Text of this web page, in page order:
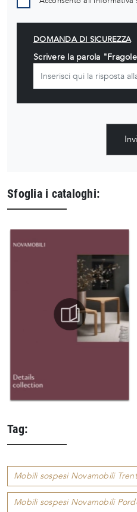
DOMANDA DI SICUREZZA
Scrivere la parola
Sfoglia i cataloghi:
Tag:
Mobili sospesi Novamobili
Mobili sospesi Novamobili